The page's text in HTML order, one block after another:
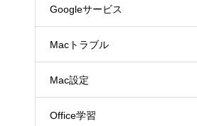
Googleサービス
Macトラブル
Mac設定
Office学習